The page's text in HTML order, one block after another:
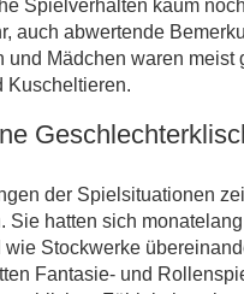
Spielverhalten kaum
auch abwertende
und Mädchen waren
Kuscheltieren.
der Spielsituationen
Sie hatten sich
wie Stockwerke
Fantasie- und